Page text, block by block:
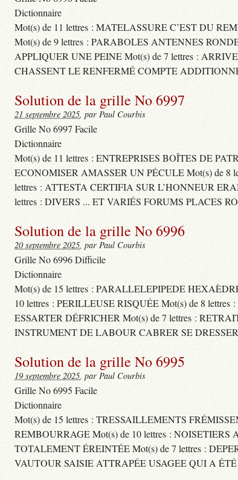
Dictionnaire
Mot(s) de 11 lettres : MATELASSURE C’EST DU
Mot(s) de 9 lettres : PARABOLES ANTENNES
APPLIQUER UNE PEINE Mot(s) de 7 lettres :
CHASSENT LE RENFERMÉ COMPTE
Solution de la grille No 6997
21 septembre 2025, par Paul Courbis
Grille No 6997 Facile
Dictionnaire
Mot(s) de 11 lettres : ENTREPRISES BOÎTES DE
ECONOMISER AMASSER UN PÉCULE Mot(s) de
lettres : ATTESTA CERTIFIA SUR L’HONNEUR
lettres : DIVERS ... ET VARIÉS FORUMS PLACES
Solution de la grille No 6996
20 septembre 2025, par Paul Courbis
Grille No 6996 Difficile
Dictionnaire
Mot(s) de 15 lettres : PARALLELEPIPEDE
10 lettres : PERILLEUSE RISQUÉE Mot(s) de 8
ESSARTER DÉFRICHER Mot(s) de 7 lettres :
INSTRUMENT DE LABOUR CABRER SE
Solution de la grille No 6995
19 septembre 2025, par Paul Courbis
Grille No 6995 Facile
Dictionnaire
Mot(s) de 15 lettres : TRESSAILLEMENTS
REMBOURRAGE Mot(s) de 10 lettres :
TOTALEMENT ÉREINTÉE Mot(s) de 7 lettres :
VAUTOUR SAISIE ATTRAPÉE USAGEE QUI A